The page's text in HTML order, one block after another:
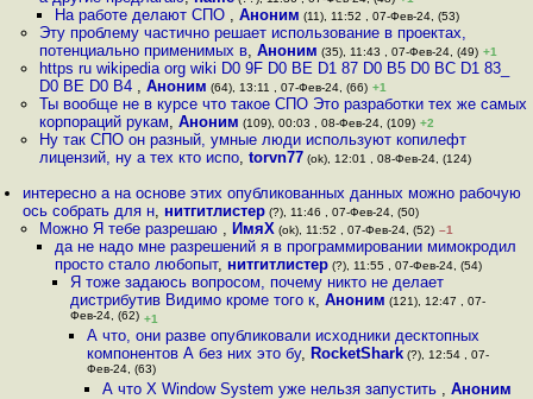
На работе делают СПО , Аноним (11), 11:52 , 07-Фев-24, (53)
Эту проблему частично решает использование в проектах,
потенциально применимых в, Аноним (35), 11:43 , 07-Фев-24, (49) +1
https ru wikipedia org wiki D0 9F D0 BE D1 87 D0 B5 D0 BC D1 83_
D0 BE D0 B4 , Аноним (64), 13:11 , 07-Фев-24, (66) +1
Ты вообще не в курсе что такое СПО Это разработки тех же самых
корпораций рукам, Аноним (109), 00:03 , 08-Фев-24, (109) +2
Ну так СПО он разный, умные люди используют копилефт
лицензий, ну а тех кто испо, torvn77(ok), 12:01 , 08-Фев-24, (124)
интересно а на основе этих опубликованных данных можно рабочую
ось собрать для н, нитгитлистер (?), 11:46 , 07-Фев-24, (50)
Можно Я тебе разрешаю , ИмяХ (ok), 11:52 , 07-Фев-24, (52) –1
да не надо мне разрешений я в программировании мимокродил
просто стало любопыт, нитгитлистер(?), 11:55 , 07-Фев-24, (54)
Я тоже задаюсь вопросом, почему никто не делает
дистрибутив Видимо кроме того к,Аноним (121), 12:47 , 07-
Фев-24, (62) +1
А что, они разве опубликовали исходники десктопных
компонентов А без них это бу, RocketShark(?), 12:54 , 07-
Фев-24, (63)
А что X Window System уже нельзя запустить , Аноним